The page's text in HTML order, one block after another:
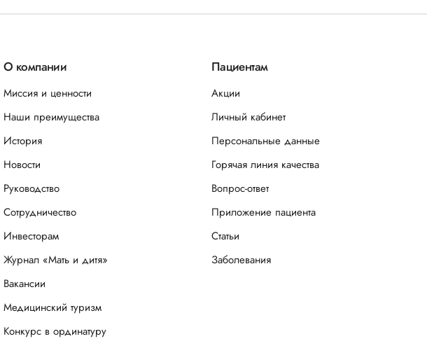
О компании
Миссия и ценности
Наши преимущества
История
Новости
Руководство
Сотрудничество
Инвесторам
Журнал «Мать и дитя»
Вакансии
Медицинский туризм
Конкурс в ординатуру
Пациентам
Акции
Личный кабинет
Персональные данные
Горячая линия качества
Вопрос-ответ
Приложение пациента
Статьи
Заболевания